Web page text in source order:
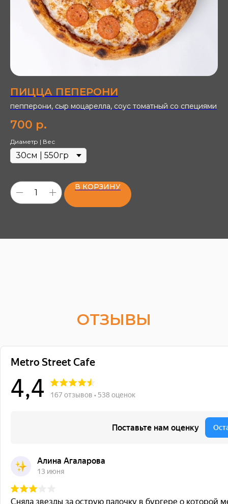
ПИЦЦА ПЕПЕРОНИ
пепперони, сыр моцарелла, соус томатный со специями
700 р.
Диаметр | Вес
В КОРЗИНУ
ОТЗЫВЫ